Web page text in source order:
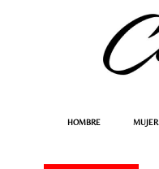
HOMBRE MUJER